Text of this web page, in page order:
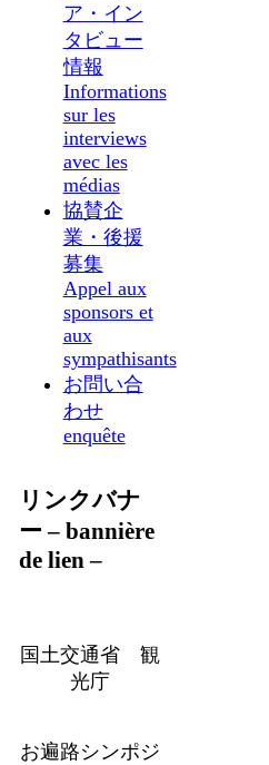
ア・イン
タビュー
情報
Informations
sur les
interviews
avec les
médias
協賛企
業・後援
募集
Appel aux
sponsors et
aux
sympathisants
お問い合
わせ
enquête
リンクバナ
ー – bannière
de lien –
国土交通省 観
光庁
お遍路シンポジ